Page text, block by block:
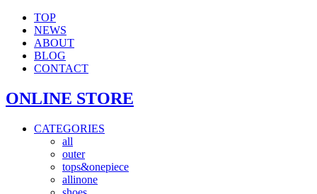
TOP
NEWS
ABOUT
BLOG
CONTACT
ONLINE STORE
CATEGORIES
all
outer
tops&onepiece
allinone